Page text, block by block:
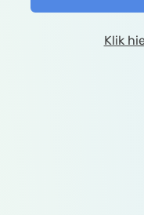
Klik